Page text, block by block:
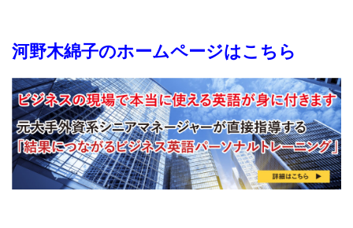
河野木綿子のホームページはこちら